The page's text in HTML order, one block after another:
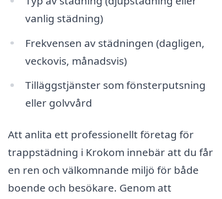
vanlig städning)
Frekvensen av städningen (dagligen,
veckovis, månadsvis)
Tilläggstjänster som fönsterputsning
eller golvvård
Att anlita ett professionellt företag för
trappstädning i Krokom innebär att du får
en ren och välkomnande miljö för både
boende och besökare. Genom att